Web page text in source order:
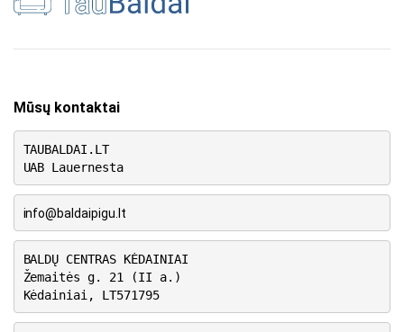
Mūsų kontaktai
TAUBALDAI.LT
UAB Lauernesta
info@baldaipigu.lt
BALDŲ CENTRAS KĖDAINIAI
Žemaitės g. 21 (II a.)
Kėdainiai, LT571795